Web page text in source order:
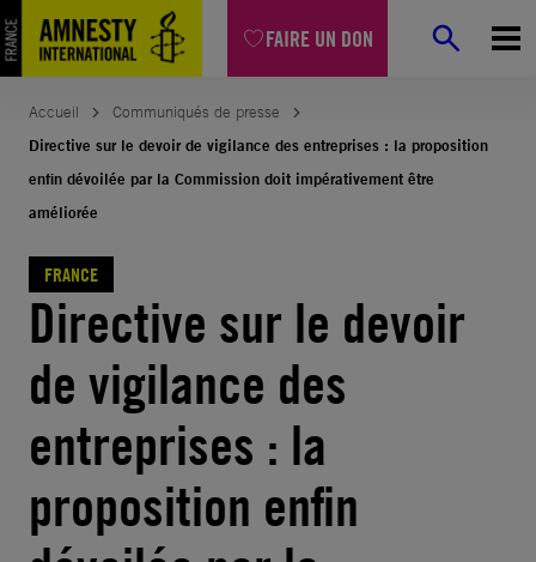
FAIRE UN DON
Aller
au
contenu
Accueil
Communiqués de presse
Directive sur le devoir de vigilance des entreprises : la proposition
enfin dévoilée par la Commission doit impérativement être
améliorée
FRANCE
Directive sur le devoir
de vigilance des
entreprises : la
proposition enfin